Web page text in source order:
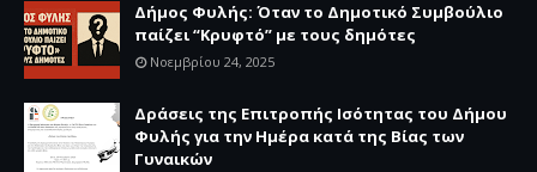
Δήμος Φυλής: Όταν το Δημοτικό Συμβούλιο
παίζει “Κρυφτό” με τους δημότες
Νοεμβρίου 24, 2025
Δράσεις της Επιτροπής Ισότητας του Δήμου
Φυλής για την Ημέρα κατά της Βίας των
Γυναικών